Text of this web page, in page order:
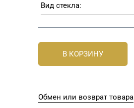
Вид стекла:
В КОРЗИНУ
Обмен или возврат товара